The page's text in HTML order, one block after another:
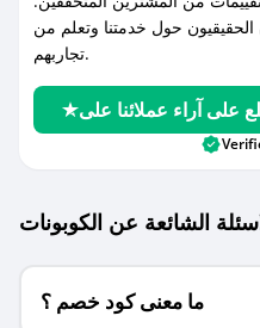
حول خدمتنا وتعلم من
تجاربهم.
الشائعة عن الكوبونات
ما معنى كود خصم ؟